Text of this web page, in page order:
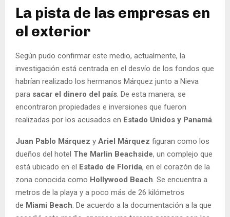
La pista de las empresas en
el exterior
Según pudo confirmar este medio, actualmente, la
investigación está centrada en el desvío de los fondos que
habrían realizado los hermanos Márquez junto a Nieva
para sacar el dinero del país. De esta manera, se
encontraron propiedades e inversiones que fueron
realizadas por los acusados en Estado Unidos y Panamá.
Juan Pablo Márquez y Ariel Márquez figuran como los
dueños del hotel The Marlin Beachside, un complejo que
está ubicado en el Estado de Florida, en el corazón de la
zona conocida como Hollywood Beach. Se encuentra a
metros de la playa y a poco más de 26 kilómetros
de Miami Beach. De acuerdo a la documentación a la que